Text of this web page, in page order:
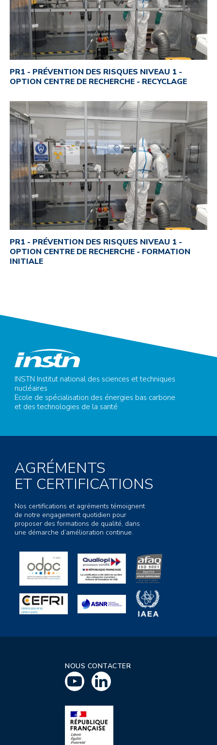
PR1 - PRÉVENTION DES RISQUES NIVEAU 1 -
OPTION CENTRE DE RECHERCHE - RECYCLAGE
PR1 - PRÉVENTION DES RISQUES NIVEAU 1 -
OPTION CENTRE DE RECHERCHE - FORMATION
INITIALE
INSTN Institut national des sciences et techniques
nucléaires
Ecole de spécialisation des énergies bas carbone
et des technologies de la santé
AGRÉMENTS
ET CERTIFICATIONS
Nos certifications et agréments témoignent
de notre engagement quotidien pour
proposer des formations de qualité, dans
une démarche d’amélioration continue.
NOUS CONTACTER